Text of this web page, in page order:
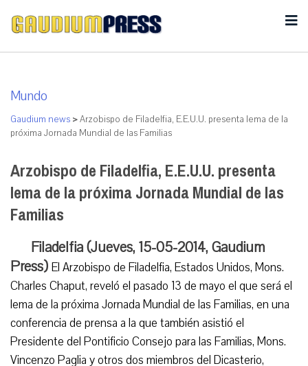
Mundo
Gaudium news >Arzobispo de Filadelfia, E.E.U.U. presenta lema de la
próxima Jornada Mundial de las Familias
Arzobispo de Filadelfia, E.E.U.U. presenta
lema de la próxima Jornada Mundial de las
Familias
Filadelfia (Jueves, 15-05-2014, Gaudium
Press) El Arzobispo de Filadelfia, Estados Unidos, Mons.
Charles Chaput, reveló el pasado 13 de mayo el que será el
lema de la próxima Jornada Mundial de las Familias, en una
conferencia de prensa a la que también asistió el
Presidente del Pontificio Consejo para las Familias, Mons.
Vincenzo Paglia y otros dos miembros del Dicasterio,